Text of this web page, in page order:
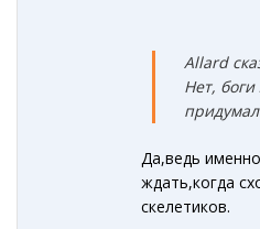
Allard
Нет,
Да,ведь
ждать,когда
скелетиков.